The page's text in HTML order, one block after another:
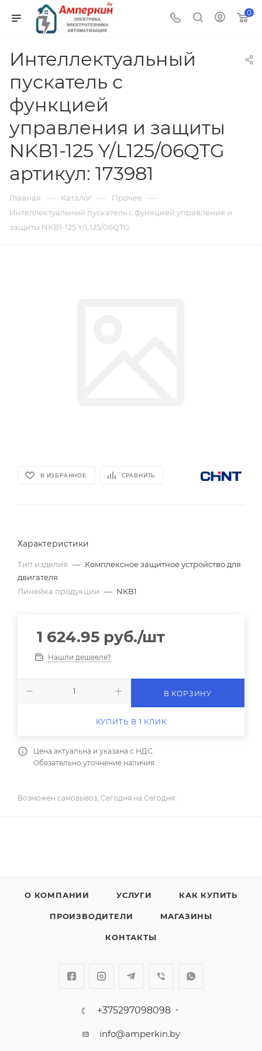
0
Интеллектуальный
пускатель с
функцией
управления и защиты
NKB1-125 Y/L125/06QTG
артикул: 173981
Главная — Каталог — Прочее —
Интеллектуальный пускатель с функцией управления и
защиты NKB1-125 Y/L125/06QTG
В ИЗБРАННОЕ СРАВНИТЬ
Характеристики
Тип изделия — Комплексное защитное устройство для
двигателя
Линейка продукции — NKB1
1 624.95 руб./шт
Нашли дешевле?
В КОРЗИНУ
КУПИТЬ В 1 КЛИК
Цена актуальна и указана с НДС.
Обязательно уточнение наличия.
Возможен самовывоз, Сегодня на Сегодня.
О КОМПАНИИ УСЛУГИ КАК КУПИТЬ
ПРОИЗВОДИТЕЛИ МАГАЗИНЫ
КОНТАКТЫ
+375297098098
info@amperkin.by